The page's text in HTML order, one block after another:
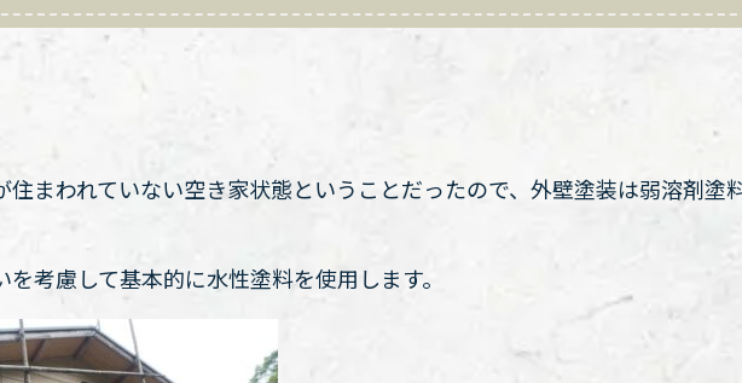
住まわれていない空き家状態ということだったので、外壁塗装は弱溶剤塗
考慮して基本的に水性塗料を使用します。